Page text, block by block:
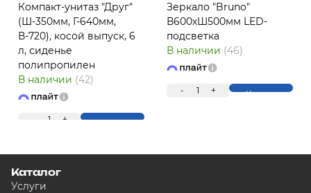
Компакт-унитаз "Друг"
(Ш-350мм, Г-640мм,
В-720), косой выпуск, 6
л, сиденье
полипропилен
В наличии (42)
1 + Купить
Зеркало "Bruno"
В600хШ500мм LED-
подсветка
В наличии (46)
- 1 + Купить
Каталог
Услуги